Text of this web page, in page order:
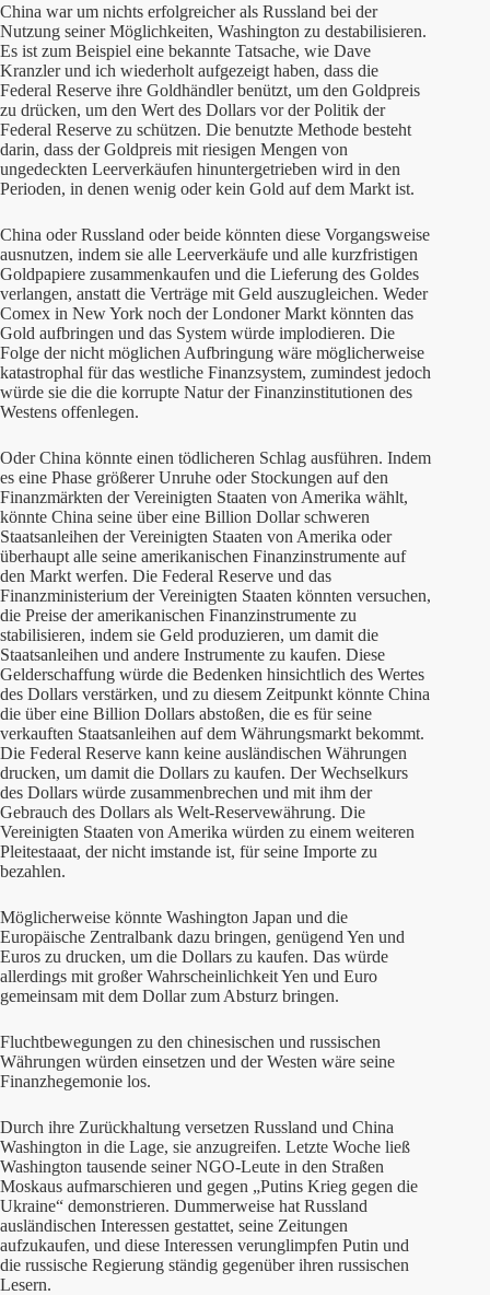
China war um nichts erfolgreicher als Russland bei der
Nutzung seiner Möglichkeiten, Washington zu destabilisieren.
Es ist zum Beispiel eine bekannte Tatsache, wie Dave
Kranzler und ich wiederholt aufgezeigt haben, dass die
Federal Reserve ihre Goldhändler benützt, um den Goldpreis
zu drücken, um den Wert des Dollars vor der Politik der
Federal Reserve zu schützen. Die benutzte Methode besteht
darin, dass der Goldpreis mit riesigen Mengen von
ungedeckten Leerverkäufen hinuntergetrieben wird in den
Perioden, in denen wenig oder kein Gold auf dem Markt ist.
China oder Russland oder beide könnten diese Vorgangsweise
ausnutzen, indem sie alle Leerverkäufe und alle kurzfristigen
Goldpapiere zusammenkaufen und die Lieferung des Goldes
verlangen, anstatt die Verträge mit Geld auszugleichen. Weder
Comex in New York noch der Londoner Markt könnten das
Gold aufbringen und das System würde implodieren. Die
Folge der nicht möglichen Aufbringung wäre möglicherweise
katastrophal für das westliche Finanzsystem, zumindest jedoch
würde sie die die korrupte Natur der Finanzinstitutionen des
Westens offenlegen.
Oder China könnte einen tödlicheren Schlag ausführen. Indem
es eine Phase größerer Unruhe oder Stockungen auf den
Finanzmärkten der Vereinigten Staaten von Amerika wählt,
könnte China seine über eine Billion Dollar schweren
Staatsanleihen der Vereinigten Staaten von Amerika oder
überhaupt alle seine amerikanischen Finanzinstrumente auf
den Markt werfen. Die Federal Reserve und das
Finanzministerium der Vereinigten Staaten könnten versuchen,
die Preise der amerikanischen Finanzinstrumente zu
stabilisieren, indem sie Geld produzieren, um damit die
Staatsanleihen und andere Instrumente zu kaufen. Diese
Gelderschaffung würde die Bedenken hinsichtlich des Wertes
des Dollars verstärken, und zu diesem Zeitpunkt könnte China
die über eine Billion Dollars abstoßen, die es für seine
verkauften Staatsanleihen auf dem Währungsmarkt bekommt.
Die Federal Reserve kann keine ausländischen Währungen
drucken, um damit die Dollars zu kaufen. Der Wechselkurs
des Dollars würde zusammenbrechen und mit ihm der
Gebrauch des Dollars als Welt-Reservewährung. Die
Vereinigten Staaten von Amerika würden zu einem weiteren
Pleitestaaat, der nicht imstande ist, für seine Importe zu
bezahlen.
Möglicherweise könnte Washington Japan und die
Europäische Zentralbank dazu bringen, genügend Yen und
Euros zu drucken, um die Dollars zu kaufen. Das würde
allerdings mit großer Wahrscheinlichkeit Yen und Euro
gemeinsam mit dem Dollar zum Absturz bringen.
Fluchtbewegungen zu den chinesischen und russischen
Währungen würden einsetzen und der Westen wäre seine
Finanzhegemonie los.
Durch ihre Zurückhaltung versetzen Russland und China
Washington in die Lage, sie anzugreifen. Letzte Woche ließ
Washington tausende seiner NGO-Leute in den Straßen
Moskaus aufmarschieren und gegen „Putins Krieg gegen die
Ukraine“ demonstrieren. Dummerweise hat Russland
ausländischen Interessen gestattet, seine Zeitungen
aufzukaufen, und diese Interessen verunglimpfen Putin und
die russische Regierung ständig gegenüber ihren russischen
Lesern.